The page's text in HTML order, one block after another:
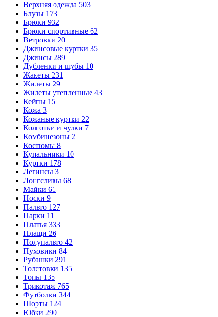
Верхняя одежда 503
Блузы 173
Брюки 932
Брюки спортивные 62
Ветровки 20
Джинсовые куртки 35
Джинсы 289
Дубленки и шубы 10
Жакеты 231
Жилеты 29
Жилеты утепленные 43
Кейпы 15
Кожа 3
Кожаные куртки 22
Колготки и чулки 7
Комбинезоны 2
Костюмы 8
Купальники 10
Куртки 178
Легинсы 3
Лонгсливы 68
Майки 61
Носки 9
Пальто 127
Парки 11
Платья 333
Плащи 26
Полупальто 42
Пуховики 84
Рубашки 291
Толстовки 135
Топы 135
Трикотаж 765
Футболки 344
Шорты 124
Юбки 290